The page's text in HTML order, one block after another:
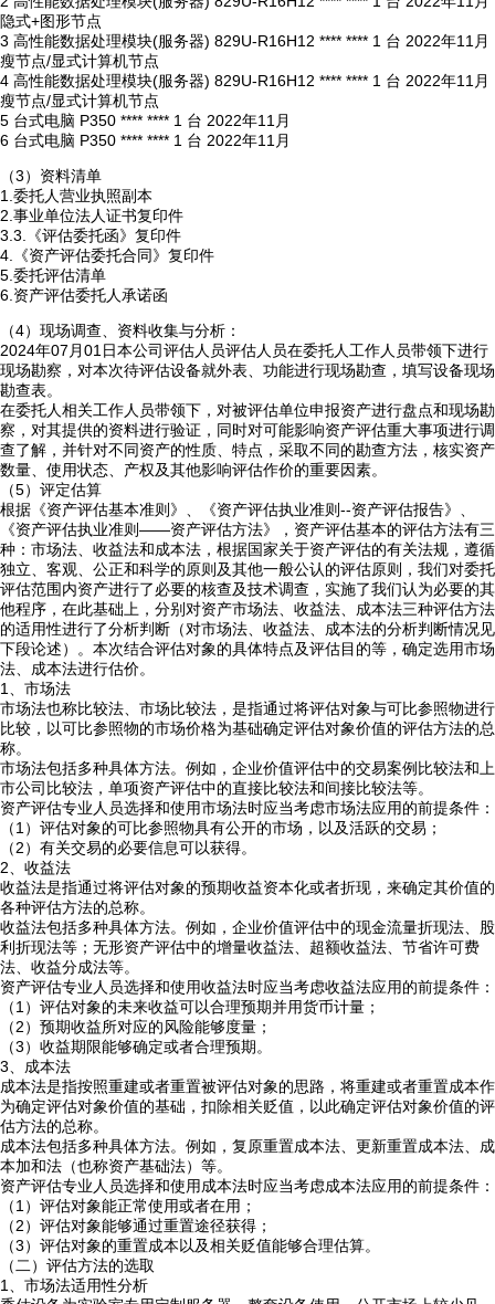
隐式+图形节点
3 高性能数据处理模块(服务器) 829U-R16H12 **** **** 1 台 2022年11月
瘦节点/显式计算机节点
4 高性能数据处理模块(服务器) 829U-R16H12 **** **** 1 台 2022年11月
瘦节点/显式计算机节点
5 台式电脑 P350 **** **** 1 台 2022年11月
6 台式电脑 P350 **** **** 1 台 2022年11月
（3）资料清单
1.委托人营业执照副本
2.事业单位法人证书复印件
3.3.《评估委托函》复印件
4.《资产评估委托合同》复印件
5.委托评估清单
6.资产评估委托人承诺函
（4）现场调查、资料收集与分析：
2024年07月01日本公司评估人员评估人员在委托人工作人员带领下进行
现场勘察，对本次待评估设备就外表、功能进行现场勘查，填写设备现场
勘查表。
在委托人相关工作人员带领下，对被评估单位申报资产进行盘点和现场勘
察，对其提供的资料进行验证，同时对可能影响资产评估重大事项进行调
查了解，并针对不同资产的性质、特点，采取不同的勘查方法，核实资产
数量、使用状态、产权及其他影响评估作价的重要因素。
（5）评定估算
根据《资产评估基本准则》、《资产评估执业准则--资产评估报告》、
《资产评估执业准则——资产评估方法》，资产评估基本的评估方法有三
种：市场法、收益法和成本法，根据国家关于资产评估的有关法规，遵循
独立、客观、公正和科学的原则及其他一般公认的评估原则，我们对委托
评估范围内资产进行了必要的核查及技术调查，实施了我们认为必要的其
他程序，在此基础上，分别对资产市场法、收益法、成本法三种评估方法
的适用性进行了分析判断（对市场法、收益法、成本法的分析判断情况见
下段论述）。本次结合评估对象的具体特点及评估目的等，确定选用市场
法、成本法进行估价。
1、市场法
市场法也称比较法、市场比较法，是指通过将评估对象与可比参照物进行
比较，以可比参照物的市场价格为基础确定评估对象价值的评估方法的总
称。
市场法包括多种具体方法。例如，企业价值评估中的交易案例比较法和上
市公司比较法，单项资产评估中的直接比较法和间接比较法等。
资产评估专业人员选择和使用市场法时应当考虑市场法应用的前提条件：
（1）评估对象的可比参照物具有公开的市场，以及活跃的交易；
（2）有关交易的必要信息可以获得。
2、收益法
收益法是指通过将评估对象的预期收益资本化或者折现，来确定其价值的
各种评估方法的总称。
收益法包括多种具体方法。例如，企业价值评估中的现金流量折现法、股
利折现法等；无形资产评估中的增量收益法、超额收益法、节省许可费
法、收益分成法等。
资产评估专业人员选择和使用收益法时应当考虑收益法应用的前提条件：
（1）评估对象的未来收益可以合理预期并用货币计量；
（2）预期收益所对应的风险能够度量；
（3）收益期限能够确定或者合理预期。
3、成本法
成本法是指按照重建或者重置被评估对象的思路，将重建或者重置成本作
为确定评估对象价值的基础，扣除相关贬值，以此确定评估对象价值的评
估方法的总称。
成本法包括多种具体方法。例如，复原重置成本法、更新重置成本法、成
本加和法（也称资产基础法）等。
资产评估专业人员选择和使用成本法时应当考虑成本法应用的前提条件：
（1）评估对象能正常使用或者在用；
（2）评估对象能够通过重置途径获得；
（3）评估对象的重置成本以及相关贬值能够合理估算。
（二）评估方法的选取
1、市场法适用性分析